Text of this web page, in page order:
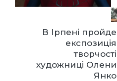
В Ірпені пройде
експозиція
творчості
художниці Олени
Янко